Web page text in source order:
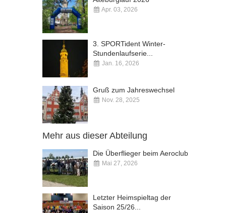
Apr. 03, 2026
3. SPORTident Winter-
Stundenlaufserie...
Jan. 16, 2026
Gruß zum Jahreswechsel
Nov. 28, 2025
Mehr aus dieser Abteilung
Die Überflieger beim Aeroclub
Mai 27, 2026
Letzter Heimspieltag der
Saison 25/26...